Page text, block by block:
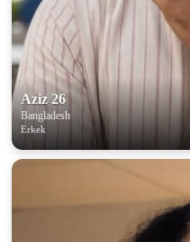
Aziz 26
Bangladesh
Erkek